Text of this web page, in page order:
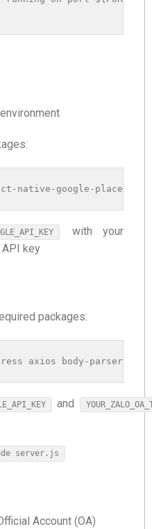
native-google-places-
with your
key
packages:
axios body-parser cors
and
server.js
Account (OA)